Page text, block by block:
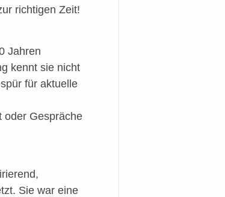
richtigen Zeit!
Jahren
kennt sie nicht
für aktuelle
oder Gespräche
Sie war eine